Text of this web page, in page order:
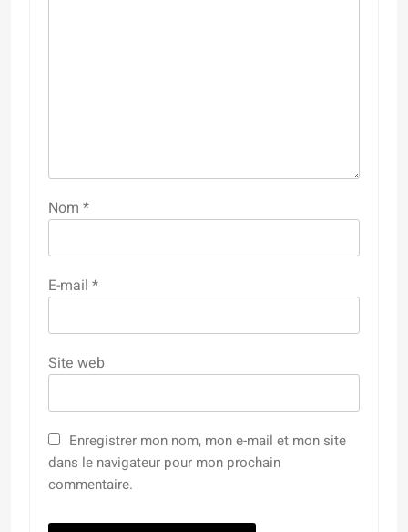
Nom *
E-mail *
Site web
Enregistrer mon nom, mon e-mail et mon site
dans le navigateur pour mon prochain
commentaire.